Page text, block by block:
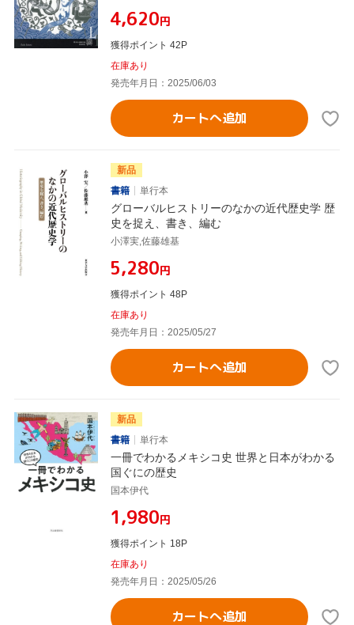
¥4,620円
獲得ポイント 42P
在庫あり
発売年月日：2025/06/03
カートへ追加
新品
書籍
単行本
グローバルヒストリーのなかの近代歴史学 歴
史を捉え、書き、編む
小澤実,佐藤雄基
¥5,280円
獲得ポイント 48P
在庫あり
発売年月日：2025/05/27
カートへ追加
新品
書籍
単行本
一冊でわかるメキシコ史 世界と日本がわかる
国ぐにの歴史
国本伊代
¥1,980円
獲得ポイント 18P
在庫あり
発売年月日：2025/05/26
カートへ追加